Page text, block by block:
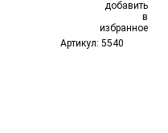
Артикул: 5540